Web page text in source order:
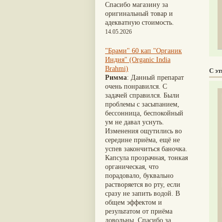
С
(3)
Аштаваргам
Брихатьяди(3)
Видарьяди(3)
Гуггул
Дханвантарам 101(3)
Дханвантарам тайлам(3)
Кайлаш дживан(3)
Кальянака гритам(3)
Кримикутхар рас(3)
Кунжутное масло (3)
Кутаджа(3)
Кширабала(3)
Лив 52(3)
more...
Шиладжит
(19)
Кориандр
Зира(17)
Крапива индийская(17)
Патола
Холарена - Кутаджа(17)
Шионака(17)
Аджван/Ажгон(16)
Акация катеху(16)
Кальций(16)
Укроп пахучий(16)
Дашамула(15)
Лодхра(14)
Моринга(14)
Перец кубеба(14)
Сахарный тростник
Бхунимба/Андрографис
метельчатый(13)
Гвоздика(13)
Кассия трубчатая(13)
Мезуя железная(13)
Спасибо магазину за
оригинальный товар и
адекватную стоимость.
14.05.2026
"Брами" 60 кап "Органик
Индия" (Organic India
Brahmi)
Римма: Данный препарат
очень понравился. С
задачей справился. Были
проблемы с засыпанием,
бессонница, беспокойный
ум не давал уснуть.
Изменения ощутились во
середине приёма, ещё не
успев закончиться баночка.
Капсула прозрачная, тонкая
органическая, что
порадовало, буквально
растворяется во рту, если
сразу не запить водой. В
общем эффектом и
результатом от приёма
довольны. Спасибо за